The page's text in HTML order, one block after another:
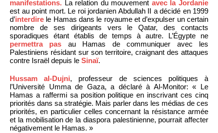
manifestations. La relation du mouvement avec la Jordanie
est au point mort. Le roi jordanien Abdullah II a décidé en 1999
d’interdire le Hamas dans le royaume et d’expulser un certain
nombre de ses dirigeants vers le Qatar, des contacts
sporadiques étant établis de temps à autre. L’Égypte ne
permettra pas au Hamas de communiquer avec les
Palestiniens résidant sur son territoire, craignant des attaques
contre Israël depuis le Sinaï.
Hussam al-Dujni, professeur de sciences politiques à
l’Université Umma de Gaza, a déclaré à Al-Monitor: « Le
Hamas a raffermi sa position politique en inscrivant ces cinq
priorités dans sa stratégie. Mais parler dans les médias de ces
priorités, en particulier celles concernant la résistance armée
et la mobilisation de la diaspora palestinienne, pourrait affecter
négativement le Hamas. »